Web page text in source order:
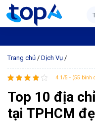
Trang chủ / Dịch Vụ /
4.1/5 - (55 bình
Top 10 địa
tại TPHCM